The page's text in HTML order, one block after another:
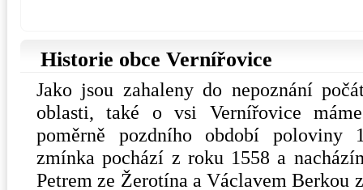
Historie obce Vernířovice
Jako jsou zahaleny do nepoznání
oblasti, také o vsi Vernířovice
poměrně pozdního období poloviny
zmínka pochází z roku 1558 a
Petrem ze Žerotína a Václavem Berkou